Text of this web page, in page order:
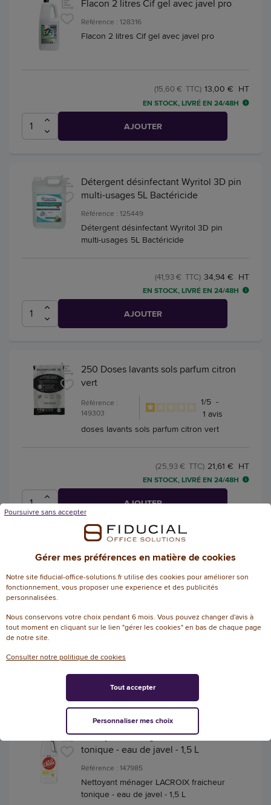
Flacon 2 litres Cif gel avec javel pro
Référence : 128316
Flacon 2 litres Cif gel avec javel pro
13,00 € HT
(15,60 € TTC)
EN STOCK, LIVRÉ EN 24/48H
AJOUTER
Détergent désinfectant Wyritol 3D pin
multi-usages 5L Bactéricide
Référence : 125449
Détergent désinfectant Wyritol 3D pin
multi-usages 5L Bactéricide
34,94 € HT
(41,93 € TTC)
EN STOCK, LIVRÉ EN 24/48H
AJOUTER
250 Doses lavants sols parfum citron
vert
Référence :
149303
1/5 -
1 avis
doses lavants sols parfum citron vert
21,61 € HT
(25,93 € TTC)
EN STOCK, LIVRÉ EN 24/48H
AJOUTER
Savon noir, bidon de 5L
Référence : 137140
Savon noir CAROLIN 5L
Nettoyant ménager Lacroix fraicheur
tonique - eau de javel - 1,5 L
Référence : 147985
Nettoyant ménager LACROIX fraicheur
tonique - eau de javel - 1,5 L
Gérer mes préférences en matière de cookies
Notre site fiducial-office-solutions.fr utilise des cookies pour améliorer son
fonctionnement, vous proposer une experience et des publicités
personnalisées.
Nous conservons votre choix pendant 6 mois. Vous pouvez changer d'avis à
tout moment en cliquant sur le lien "gérer les cookies" en bas de chaque page
de notre site.
Consulter notre politique de cookies
Poursuivre sans accepter
Personnaliser mes choix
Tout accepter